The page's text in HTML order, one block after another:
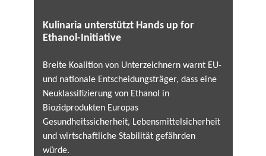
Kulinaria unterstützt Hands up for
Ethanol-Initiative
Breite Koalition von Unterzeichnern warnt EU-
und nationale Entscheidungsträger, dass eine
Neuklassifizierung von Ethanol in
Biozidprodukten Europas
Gesundheitssicherheit, Lebensmittelsicherheit
und wirtschaftliche Stabilität gefährden
würde.